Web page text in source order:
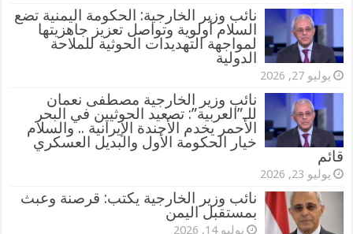
نائب وزير الخارجية: الحكومة اليمنية تضع
السلام أولوية وتواصل تعزيز جاهزيتها
لمواجهة التهديدات الحوثية للملاحة
الدولية
يوليو 27, 2026
نائب وزير الخارجية مصطفى نعمان
للـ”العربية”: تصعيد الحوثيين في البحر
الأحمر يخدم الأجندة الإيرانية .. والسلام
خيار الحكومة الأول والبديل العسكري
قائم
يوليو 23, 2026
نائب وزير الخارجية يكتب: قرصنة وعبث
بمستقبل اليمن
يوليو 14, 2026